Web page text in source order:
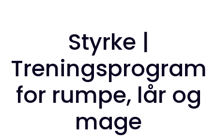
Styrke |
Treningsprogram
for rumpe, lår og
mage